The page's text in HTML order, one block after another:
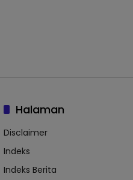
Halaman
Disclaimer
Indeks
Indeks Berita